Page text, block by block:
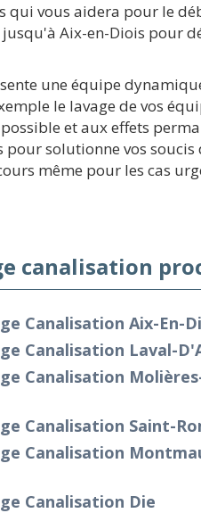
vous aidera pour le
Aix-en-Diois pour
une équipe
le lavage de vos
et aux effets
pour solutionne vos
même pour les cas
canalisation
Canalisation Aix-En-
Canalisation Laval-
Canalisation
Canalisation Saint-
Canalisation
Canalisation Die